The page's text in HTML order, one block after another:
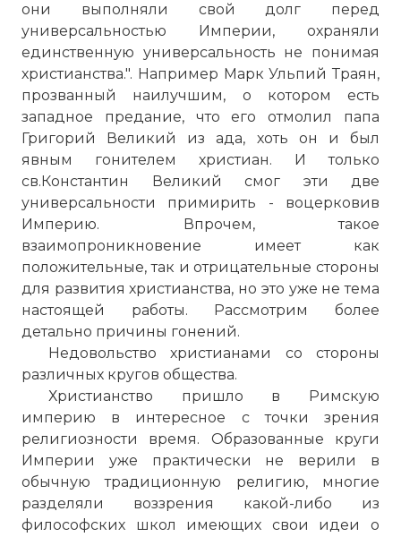
они выполняли свой долг перед
универсальностью Империи, охраняли
единственную универсальность не понимая
христианства.". Например Марк Ульпий Траян,
прозванный наилучшим, о котором есть
западное предание, что его отмолил папа
Григорий Великий из ада, хоть он и был
явным гонителем христиан. И только
св.Константин
Великий смог эти две
универсальности примирить - воцерковив
Империю. Впрочем, такое
взаимопроникновение имеет как
положительные, так и отрицательные стороны
для развития христианства, но это уже не тема
настоящей работы. Рассмотрим более
детально причины гонений.
Недовольство христианами со стороны
различных кругов общества.
Христианство пришло в Римскую
империю в интересное с точки зрения
религиозности время. Образованные круги
Империи уже практически не верили в
обычную традиционную религию, многие
разделяли воззрения какой-либо из
философских школ имеющих свои идеи о